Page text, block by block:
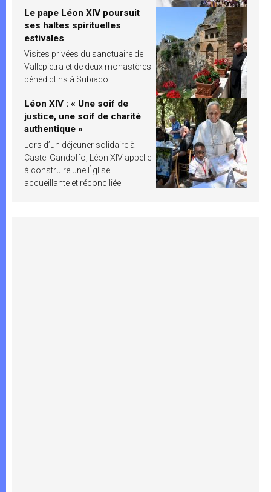
Le pape Léon XIV poursuit
ses haltes spirituelles
estivales
Visites privées du sanctuaire de
Vallepietra et de deux monastères
bénédictins à Subiaco
Léon XIV : « Une soif de
justice, une soif de charité
authentique »
Lors d’un déjeuner solidaire à
Castel Gandolfo, Léon XIV appelle
à construire une Église
accueillante et réconciliée